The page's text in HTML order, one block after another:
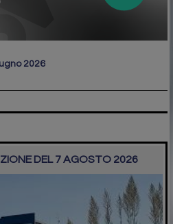
2026
DEL 7 AGOSTO 2026